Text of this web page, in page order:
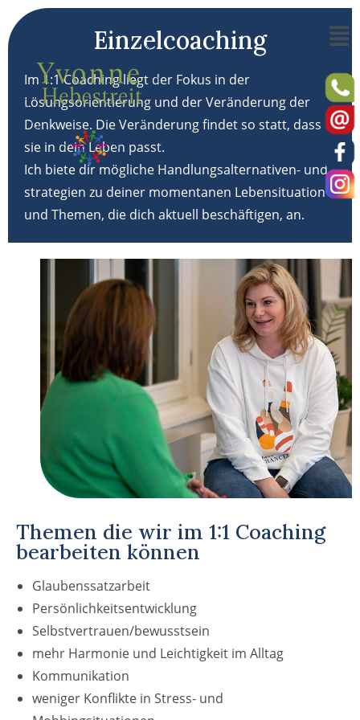
Einzelcoaching
Im 1:1 Coaching liegt der Fokus in der
Lösungsorientierung und der Veränderung der
Denkweise. Die Veränderung findet so statt, dass
sie in dein Leben passt.
Ich biete dir mögliche Handlungsalternativen- und
strategien zu deiner momentanen Lebensituation
und Themen, die dich aktuell beschäftigen, an.
Themen die wir im 1:1 Coaching
bearbeiten können
Glaubenssatzarbeit
Persönlichkeitsentwicklung
Selbstvertrauen/bewusstsein
mehr Harmonie und Leichtigkeit im Alltag
Kommunikation
weniger Konflikte in Stress- und